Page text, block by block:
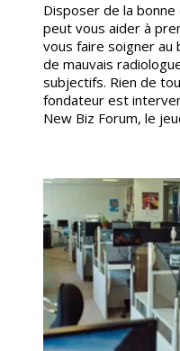
Disposer de la
peut vous aider à
vous faire soigner au
de mauvais
subjectifs. Rien de
fondateur est
New Biz Forum, le